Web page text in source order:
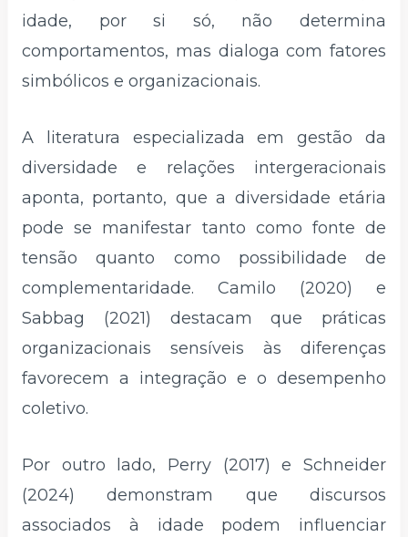
idade, por si só, não determina
comportamentos, mas dialoga com fatores
simbólicos e organizacionais.
A literatura especializada em gestão da
diversidade e relações intergeracionais
aponta, portanto, que a diversidade etária
pode se manifestar tanto como fonte de
tensão quanto como possibilidade de
complementaridade. Camilo (2020) e
Sabbag (2021) destacam que práticas
organizacionais sensíveis às diferenças
favorecem a integração e o desempenho
coletivo.
Por outro lado, Perry (2017) e Schneider
(2024) demonstram que discursos
associados à idade podem influenciar